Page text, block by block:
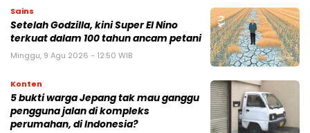
Sains
Setelah Godzilla, kini Super El Nino
terkuat dalam 100 tahun ancam petani
Minggu, 9 Agu 2026 - 12:50 WIB
Konten
5 bukti warga Jepang tak mau ganggu
pengguna jalan di kompleks
perumahan, di Indonesia?